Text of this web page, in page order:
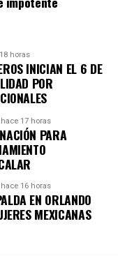
horas
INICIAN EL 6 DE
POR
hace 17 horas
PARA
hace 16 horas
EN ORLANDO
MEXICANAS